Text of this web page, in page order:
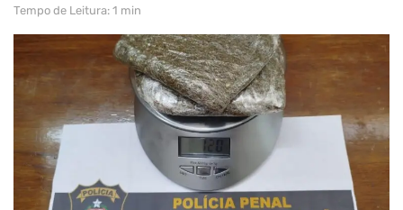
Tempo de Leitura: 1 min